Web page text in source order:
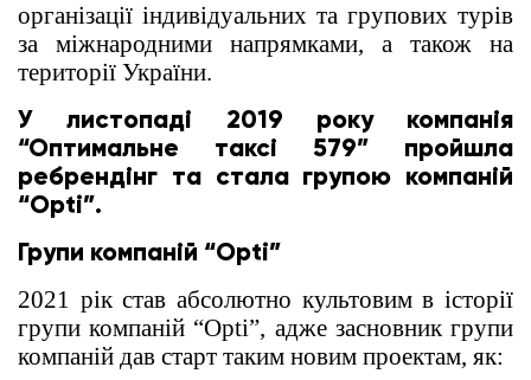
організації індивідуальних та групових турів
за міжнародними напрямками, а також на
території України.
У листопаді 2019 року компанія
“Оптимальне таксі 579” пройшла
ребрендінг та стала групою компаній
“Opti”.
Групи компаній “Opti”
2021 рік став абсолютно культовим в історії
групи компаній “Opti”, адже засновник групи
компаній дав старт таким новим проектам, як: